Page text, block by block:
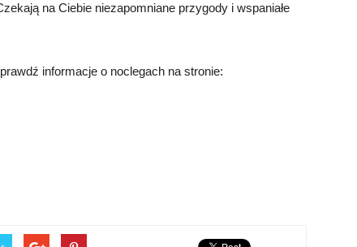
na Ciebie niezapomniane przygody i wspaniałe
informacje o noclegach na stronie: